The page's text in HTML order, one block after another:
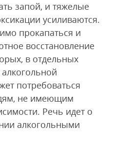
запой, и тяжелые
усиливаются.
прокапаться и
восстановление
в отдельных
алкогольной
потребоваться
не имеющим
Речь идет о
алкогольными